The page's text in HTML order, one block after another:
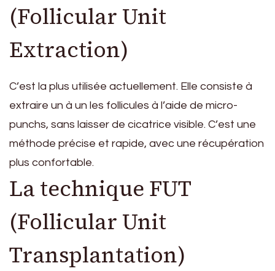
(Follicular Unit
Extraction)
C’est la plus utilisée actuellement. Elle consiste à
extraire un à un les follicules à l’aide de micro-
punchs, sans laisser de cicatrice visible. C’est une
méthode précise et rapide, avec une récupération
plus confortable.
La technique FUT
(Follicular Unit
Transplantation)